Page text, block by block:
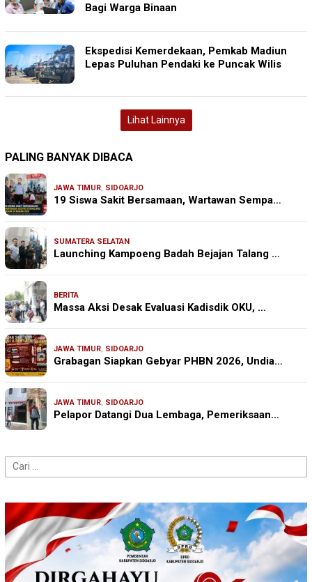
Bagi Warga Binaan
Ekspedisi Kemerdekaan, Pemkab Madiun
Lepas Puluhan Pendaki ke Puncak Wilis
Lihat Lainnya
PALING BANYAK DIBACA
JAWA TIMUR, SIDOARJO
19 Siswa Sakit Bersamaan, Wartawan Sempa…
SUMATERA SELATAN
Launching Kampoeng Badah Bejajan Talang …
BERITA
Massa Aksi Desak Evaluasi Kadisdik OKU, …
JAWA TIMUR, SIDOARJO
Grabagan Siapkan Gebyar PHBN 2026, Undia…
JAWA TIMUR, SIDOARJO
Pelapor Datangi Dua Lembaga, Pemeriksaan…
Cari
untuk: